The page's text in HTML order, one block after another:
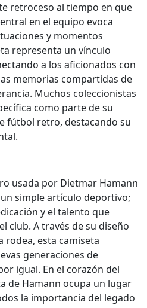
retroceso al tiempo en que
en el equipo evoca
y momentos
representa un vínculo
a los aficionados con
memorias compartidas de
Muchos coleccionistas
como parte de su
fútbol retro, destacando su
usada por Dietmar Hamann
un simple artículo deportivo;
y el talento que
club. A través de su diseño
rodea, esta camiseta
generaciones de
igual. En el corazón del
de Hamann ocupa un lugar
la importancia del legado